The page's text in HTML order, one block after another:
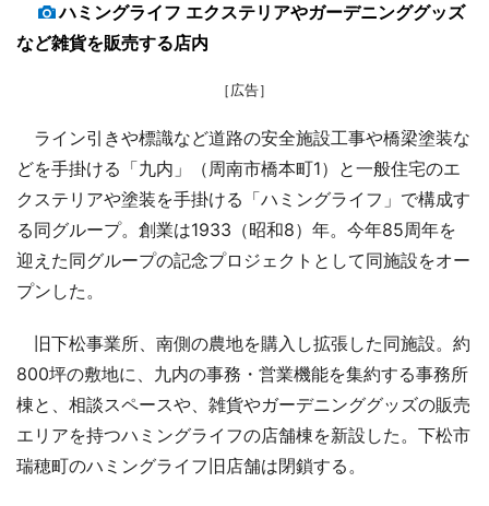
ハミングライフ エクステリアやガーデニンググッズ
など雑貨を販売する店内
［広告］
ライン引きや標識など道路の安全施設工事や橋梁塗装な
どを手掛ける「九内」（周南市橋本町1）と一般住宅のエ
クステリアや塗装を手掛ける「ハミングライフ」で構成す
る同グループ。創業は1933（昭和8）年。今年85周年を
迎えた同グループの記念プロジェクトとして同施設をオー
プンした。
旧下松事業所、南側の農地を購入し拡張した同施設。約
800坪の敷地に、九内の事務・営業機能を集約する事務所
棟と、相談スペースや、雑貨やガーデニンググッズの販売
エリアを持つハミングライフの店舗棟を新設した。下松市
瑞穂町のハミングライフ旧店舗は閉鎖する。